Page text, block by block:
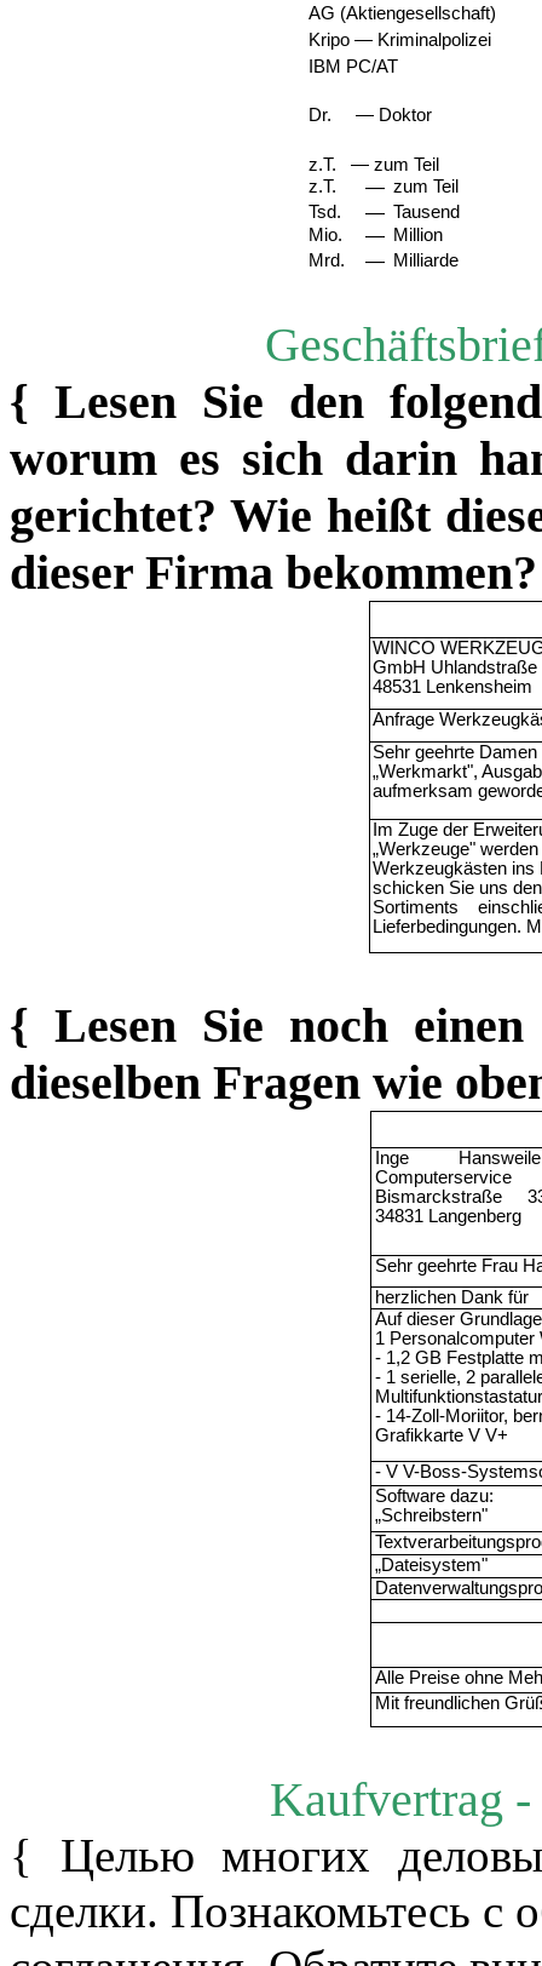
AG (Aktiengesellschaft)
Kripo — Kriminalpolizei
IBM PC/AT
Dr. — Doktor
z.T. — zum Teil
z.T.
— zum Teil
Tsd.
— Tausend
Mio.
— Million
Mrd.
— Milliarde
{ Lesen Sie den
worum es sich darin
gerichtet? Wie heißt
dieser Firma bekommen?
WINCO
GmbH Uhlandstraße
48531 Lenkensheim
Anfrage Werkzeugkä
Sehr geehrte
„Werkmarkt",
aufmerksam
Im Zuge der
„Werkzeuge"
Werkzeugkästen ins
schicken Sie uns
Sortiments
Lieferbedingungen.
{ Lesen Sie noch
dieselben Fragen wie
Inge
Computerservice
Bismarckstraße
34831 Langenberg
Sehr geehrte Frau
herzlichen Dank für
Auf dieser
1 Personalcomputer
- 1,2 GB Festplatte
- 1 serielle, 2
Multifunktionstastatur
- 14-Zoll-Moriitor,
Grafikkarte V V+
- V V-Boss-
Software dazu:
„Schreibstern"
„Dateisystem"
Alle Preise ohne
Mit freundlichen Gr
Kaufvertrag -
{ Целью многих
сделки. Познакомьтесь с